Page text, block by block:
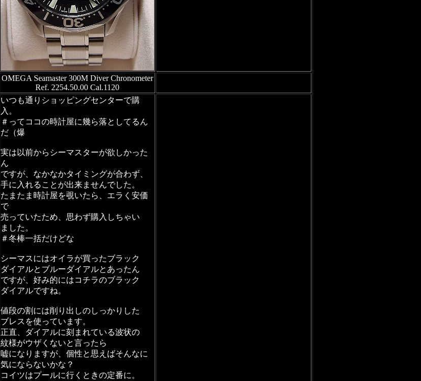
OMEGA Seamaster 300M Diver Chronometer
Ref. 2254.50.00 Cal.1120
いつも通りショッピングセンターで購
入。
＃ってココの時計屋に幾ら落としてるん
だ（爆
実は以前からシーマスターが欲しかった
ん
ですが、なかなかタイミングが合わず、
手に入れることが出来ませんでした。
たまたま時計屋を覗いたら、エラく安価
で
売っていたため、思わず購入しちゃい
ました。
＃冬棒一括だけどな
シーマスにはオイラが買ったブラック
ダイアルとブルーダイアルとあったん
ですが、好み的にはコチラのブラック
ダイアルですね。
値段の割には削り出しのしっかりした
ブレスを使っています。
正直、ダイアルに刻まれている波状の
紋様がウザくないと言ったら
嘘になりますが、個性と思えばそんなに
気にならないかな？
コイツはプールに行くときの定番に。